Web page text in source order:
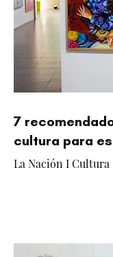
7
cultura para
La Nación I Cultura